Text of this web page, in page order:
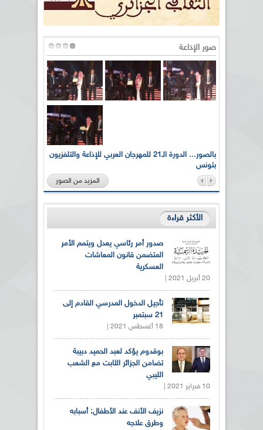
صور الإذاعة
بالصور... الدورة الـ21 للمهرجان العربي للإذاعة والتلفزيون
بتونس
المزيد من الصور
الأكثر قراءة
صدور أمر رئاسي يعدل ويتمم الأمر
المتضمن قانون المعاشات
العسكرية
20 أبريل 2021 |
تأجيل الدخول المدرسي القادم إلى
21 سبتمبر
18 أغسطس 2021 |
بوقدوم يؤكد لعبد الحميد دبيبة
تضامن الجزائر الثابت مع الشعب
الليبي
10 فبراير 2021 |
نزيف الأنف عند الأطفال: أسبابه
وطرق علاجه